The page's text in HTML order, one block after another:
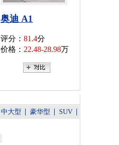
奥迪 A1
评分： 81.4分
价格： 22.48-28.98万
中大型 豪华型 SUV